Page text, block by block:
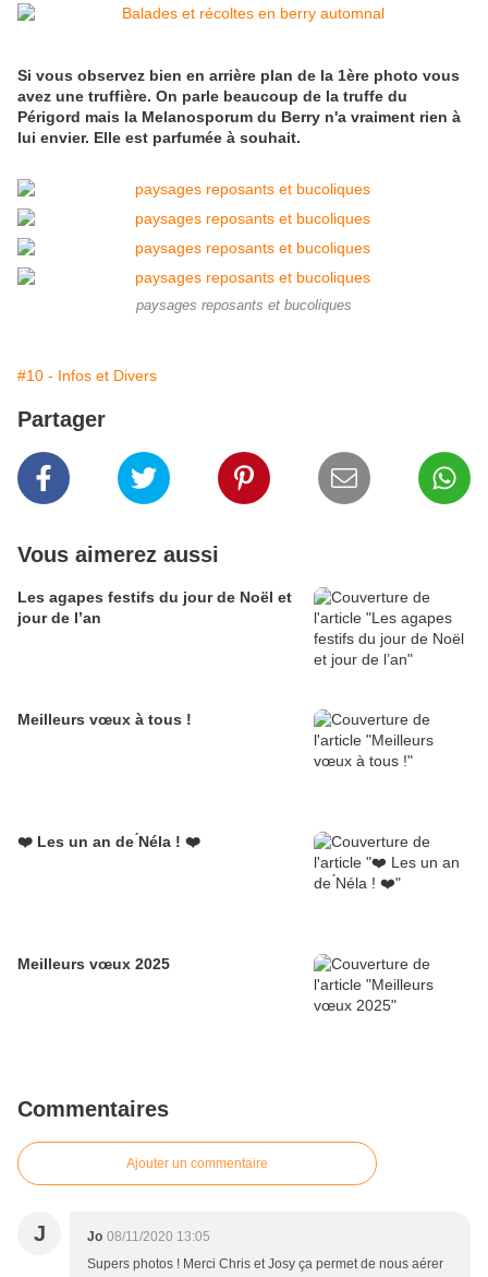
Si vous observez bien en arrière plan de la 1ère photo vous
avez une truffière. On parle beaucoup de la truffe du
Périgord mais la Melanosporum du Berry n'a vraiment rien à
lui envier. Elle est parfumée à souhait.
paysages reposants et bucoliques
#10 - Infos et Divers
Partager
Vous aimerez aussi
Les agapes festifs du jour de Noël et
jour de l’an
Meilleurs vœux à tous !
❤️ Les un an de ́Néla ! ❤️
Meilleurs vœux 2025
Commentaires
Ajouter un commentaire
J Jo 08/11/2020 13:05
Supers photos ! Merci Chris et Josy ça permet de nous aérer